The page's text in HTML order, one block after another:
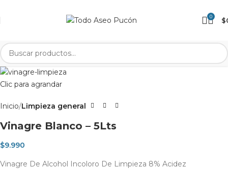
0 $
Clic para agrandar
Inicio Limpieza general
Vinagre Blanco – 5Lts
$9.990
Vinagre De Alcohol Incoloro De Limpieza 8% Acidez